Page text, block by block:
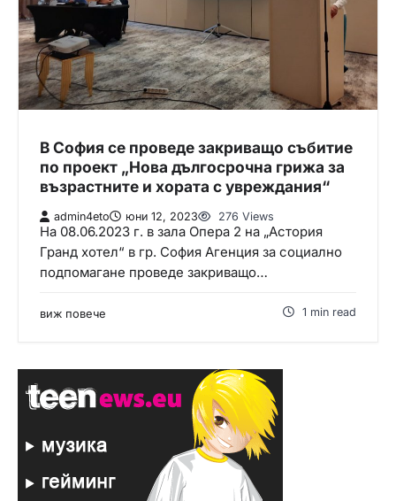
В София се проведе закриващо събитие
по проект „Нова дългосрочна грижа за
възрастните и хората с увреждания“
admin4eto юни 12, 2023 276 Views
На 08.06.2023 г. в зала Опера 2 на „Астория
Гранд хотел“ в гр. София Агенция за социално
подпомагане проведе закриващо…
виж повече 1 min read